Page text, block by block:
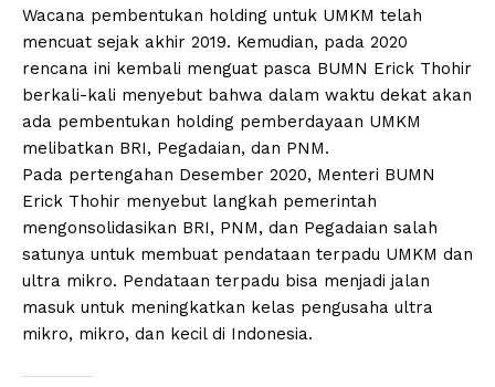
Wacana pembentukan holding untuk UMKM telah
mencuat sejak akhir 2019. Kemudian, pada 2020
rencana ini kembali menguat pasca BUMN Erick Thohir
berkali-kali menyebut bahwa dalam waktu dekat akan
ada pembentukan holding pemberdayaan UMKM
melibatkan BRI, Pegadaian, dan PNM.
Pada pertengahan Desember 2020, Menteri BUMN
Erick Thohir menyebut langkah pemerintah
mengonsolidasikan BRI, PNM, dan Pegadaian salah
satunya untuk membuat pendataan terpadu UMKM dan
ultra mikro. Pendataan terpadu bisa menjadi jalan
masuk untuk meningkatkan kelas pengusaha ultra
mikro, mikro, dan kecil di Indonesia.